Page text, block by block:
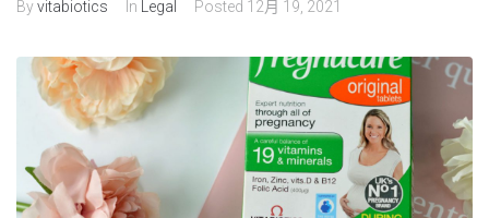
Byvitabiotics In Legal Posted 12月 19, 2021